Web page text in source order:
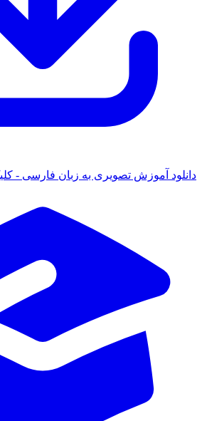
آموزش تصویری به زبان فارسی - کلیک کنید